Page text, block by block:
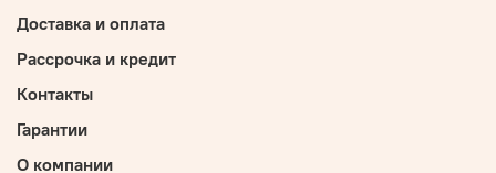
Доставка и оплата
Рассрочка и кредит
Контакты
Гарантии
О компании